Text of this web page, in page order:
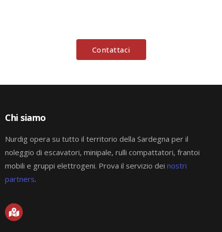
Contattaci
Chi siamo
Nurdig opera su tutto il territorio della Sardegna per il
noleggio di escavatori, minipale, rulli compattatori, frantoi
mobili e gruppi elettrogeni. Prova il servizio dei nostri
partners.
M
a
p